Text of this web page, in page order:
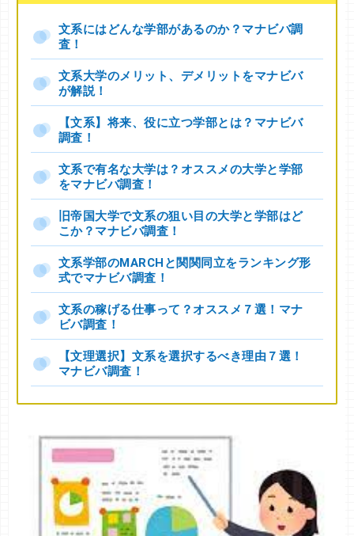
文系にはどんな学部があるのか？マナビバ調
査！
文系大学のメリット、デメリットをマナビバ
が解説！
【文系】将来、役に立つ学部とは？マナビバ
調査！
文系で有名な大学は？オススメの大学と学部
をマナビバ調査！
旧帝国大学で文系の狙い目の大学と学部はど
こか？マナビバ調査！
文系学部のMARCHと関関同立をランキング形
式でマナビバ調査！
文系の稼げる仕事って？オススメ７選！マナ
ビバ調査！
【文理選択】文系を選択するべき理由７選！
マナビバ調査！